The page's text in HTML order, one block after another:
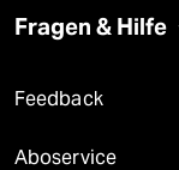
Fragen & Hilfe
Feedback
Aboservice